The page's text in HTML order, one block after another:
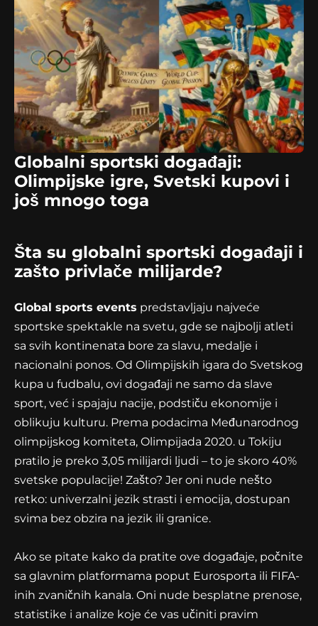
Globalni sportski događaji:
Olimpijske igre, Svetski kupovi i
još mnogo toga
Šta su globalni sportski događaji i
zašto privlače milijarde?
Global sports events predstavljaju najveće
sportske spektakle na svetu, gde se najbolji atleti
sa svih kontinenata bore za slavu, medalje i
nacionalni ponos. Od Olimpijskih igara do Svetskog
kupa u fudbalu, ovi događaji ne samo da slave
sport, već i spajaju nacije, podstiču ekonomije i
oblikuju kulturu. Prema podacima Međunarodnog
olimpijskog komiteta, Olimpijada 2020. u Tokiju
pratilo je preko 3,05 milijardi ljudi – to je skoro 40%
svetske populacije! Zašto? Jer oni nude nešto
retko: univerzalni jezik strasti i emocija, dostupan
svima bez obzira na jezik ili granice.
Ako se pitate kako da pratite ove događaje, počnite
sa glavnim platformama poput Eurosporta ili FIFA-
inih zvaničnih kanala. Oni nude besplatne prenose,
statistike i analize koje će vas učiniti pravim